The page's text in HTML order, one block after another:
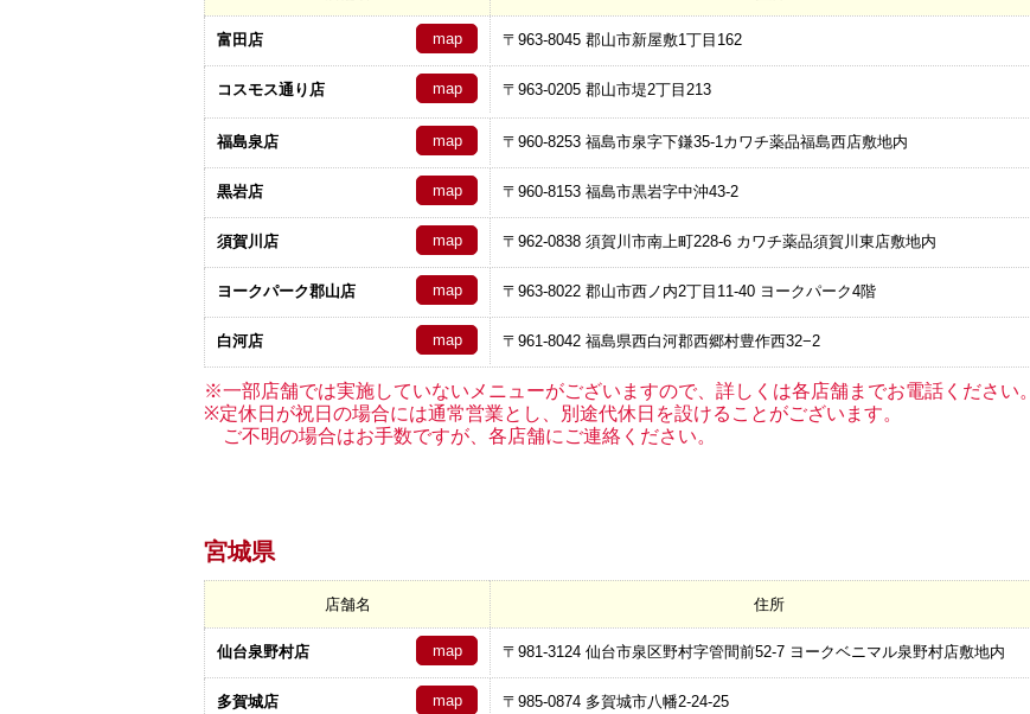
富田店 map 〒963-8045 郡山市新屋敷1丁目162
コスモス通り店 map 〒963-0205 郡山市堤2丁目213
福島泉店 map 〒960-8253 福島市泉字下鎌35-1カワチ薬品福島西店敷地内
黒岩店 map 〒960-8153 福島市黒岩字中沖43-2
須賀川店 map 〒962-0838 須賀川市南上町228-6 カワチ薬品須賀川東店敷地内
ヨークパーク郡山店 map 〒963-8022 郡山市西ノ内2丁目11-40 ヨークパーク4階
白河店 map 〒961-8042 福島県西白河郡西郷村豊作西32−2
※一部店舗では実施していないメニューがございますので、詳しくは各店舗までお電話ください。
※定休日が祝日の場合には通常営業とし、別途代休日を設けることがございます。
ご不明の場合はお手数ですが、各店舗にご連絡ください。
宮城県
店舗名 住所
仙台泉野村店 map 〒981-3124 仙台市泉区野村字管間前52-7 ヨークベニマル泉野村店敷地内
多賀城店 map 〒985-0874 多賀城市八幡2-24-25